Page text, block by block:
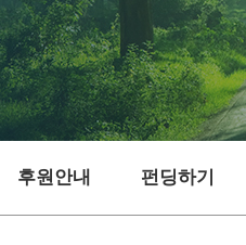
후원안내 펀딩하기